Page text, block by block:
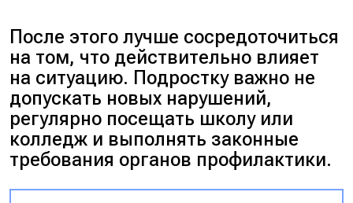
После этого лучше сосредоточиться
на том, что действительно влияет
на ситуацию. Подростку важно не
допускать новых нарушений,
регулярно посещать школу или
колледж и выполнять законные
требования органов профилактики.